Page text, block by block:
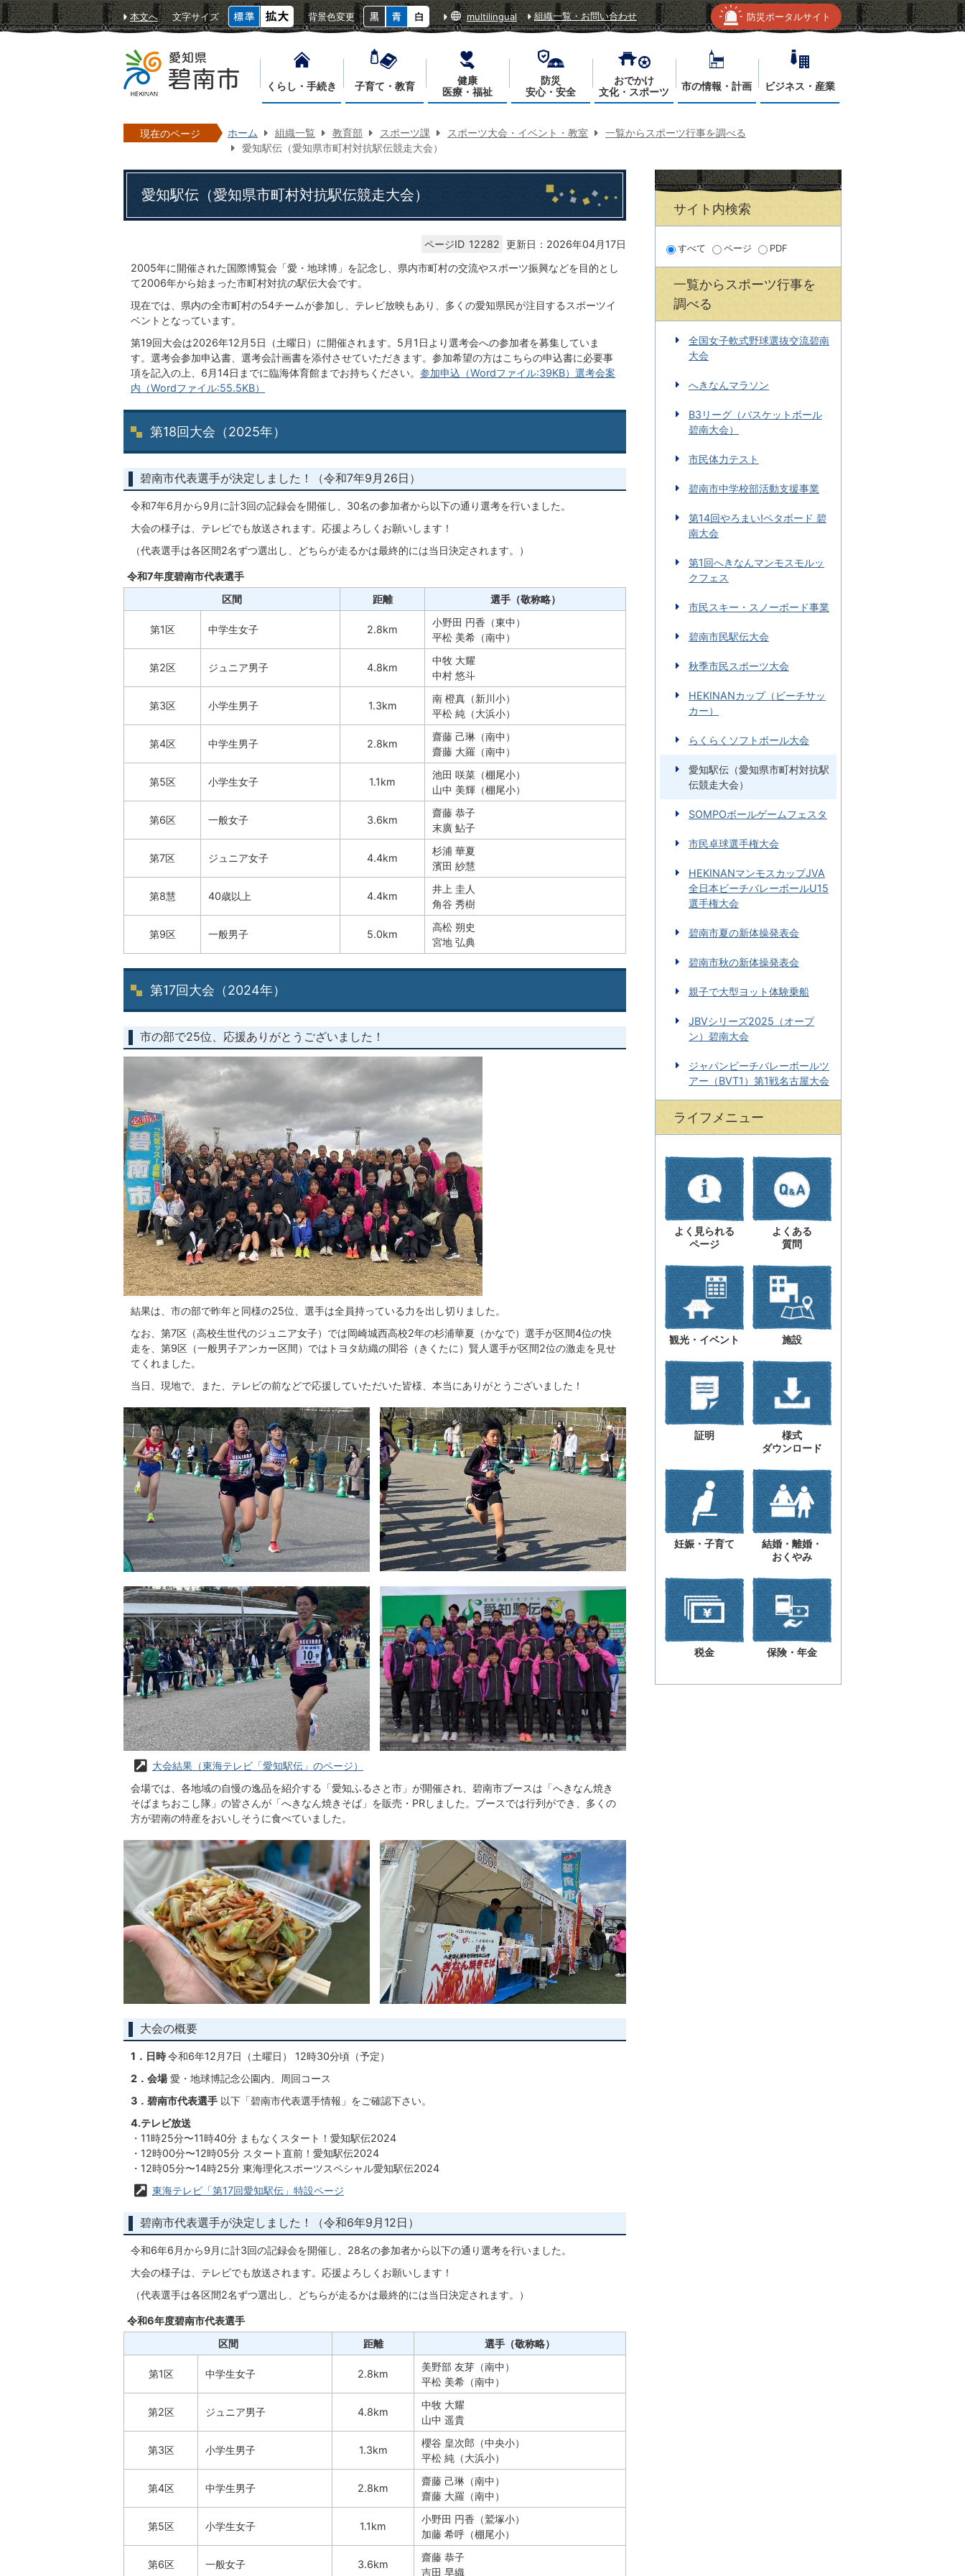
本文へ 文字サイズ 背景色変更 multilingual 組織一覧・お問い合わせ 防災ポータルサイト
くらし・手続き 子育て・教育
健康
医療・福祉
防災
安心・安全
おでかけ
文化・スポーツ
市の情報・計画 ビジネス・産業
現在のページ ホーム 組織一覧 教育部 スポーツ課 スポーツ大会・イベント・教室
一覧からスポーツ行事を調べる
愛知駅伝（愛知県市町村対抗駅伝競走大会）
愛知駅伝（愛知県市町村対抗駅伝競走大会）
ページID 12282 更新日：2026年04月17日
2005年に開催された国際博覧会「愛・地球博」を記念し、県内市町村の交流やスポーツ振興などを目的とし
て2006年から始まった市町村対抗の駅伝大会です。
現在では、県内の全市町村の54チームが参加し、テレビ放映もあり、多くの愛知県民が注目するスポーツイ
ベントとなっています。
第19回大会は2026年12月5日（土曜日）に開催されます。5月1日より選考会への参加者を募集していま
す。選考会参加申込書、選考会計画書を添付させていただきます。参加希望の方はこちらの申込書に必要事
項を記入の上、6月14日までに臨海体育館までお持ちください。 参加申込（Wordファイル:39KB） 選考会案
内（Wordファイル:55.5KB）
第18回大会（2025年）
碧南市代表選手が決定しました！（令和7年9月26日）
令和7年6月から9月に計3回の記録会を開催し、30名の参加者から以下の通り選考を行いました。
大会の様子は、テレビでも放送されます。応援よろしくお願いします！
（代表選手は各区間2名ずつ選出し、どちらが走るかは最終的には当日決定されます。）
令和7年度碧南市代表選手
区間
距離 選手（敬称略）
第1区 中学生女子 2.8km
小野田 円香（東中）
平松 美希（南中）
第2区 ジュニア男子 4.8km
中牧 大耀
中村 悠斗
第3区 小学生男子 1.3km
南 橙真（新川小）
平松 純（大浜小）
第4区 中学生男子 2.8km
齋藤 己琳（南中）
齋藤 大羅（南中）
第5区 小学生女子 1.1km
池田 咲菜（棚尾小）
山中 美輝（棚尾小）
第6区 一般女子 3.6km
齋藤 恭子
末廣 鮎子
第7区 ジュニア女子 4.4km
杉浦 華夏
濱田 紗慧
第8慧 40歳以上 4.4km
井上 圭人
角谷 秀樹
第9区 一般男子 5.0km
高松 朔史
宮地 弘典
第17回大会（2024年）
市の部で25位、応援ありがとうございました！
結果は、市の部で昨年と同様の25位、選手は全員持っている力を出し切りました。
なお、第7区（高校生世代のジュニア女子）では岡崎城西高校2年の杉浦華夏（かなで）選手が区間4位の快
走を、第9区（一般男子アンカー区間）ではトヨタ紡織の聞谷（きくたに）賢人選手が区間2位の激走を見せ
てくれました。
当日、現地で、また、テレビの前などで応援していただいた皆様、本当にありがとうございました！
大会結果（東海テレビ「愛知駅伝」のページ）
会場では、各地域の自慢の逸品を紹介する「愛知ふるさと市」が開催され、碧南市ブースは「へきなん焼き
そばまちおこし隊」の皆さんが「へきなん焼きそば」を販売・PRしました。ブースでは行列ができ、多くの
方が碧南の特産をおいしそうに食べていました。
大会の概要
1．日時令和6年12月7日（土曜日） 12時30分頃（予定）
2．会場愛・地球博記念公園内、周回コース
3．碧南市代表選手 以下「碧南市代表選手情報」をご確認下さい。
4.テレビ放送
・11時25分〜11時40分 まもなくスタート！愛知駅伝2024
・12時00分〜12時05分 スタート直前！愛知駅伝2024
・12時05分〜14時25分 東海理化スポーツスペシャル愛知駅伝2024
東海テレビ「第17回愛知駅伝」特設ページ
碧南市代表選手が決定しました！（令和6年9月12日）
令和6年6月から9月に計3回の記録会を開催し、28名の参加者から以下の通り選考を行いました。
大会の様子は、テレビでも放送されます。応援よろしくお願いします！
（代表選手は各区間2名ずつ選出し、どちらが走るかは最終的には当日決定されます。）
令和6年度碧南市代表選手
区間
距離 選手（敬称略）
第1区 中学生女子 2.8km
美野部 友芽（南中）
平松 美希（南中）
第2区 ジュニア男子 4.8km
中牧 大耀
山中 遥貴
第3区 小学生男子 1.3km
櫻谷 皇次郎（中央小）
平松 純（大浜小）
第4区 中学生男子 2.8km
齋藤 己琳（南中）
齋藤 大羅（南中）
第5区 小学生女子 1.1km
小野田 円香（鷲塚小）
加藤 希呼（棚尾小）
第6区 一般女子 3.6km
齋藤 恭子
吉田 早織
サイト内検索
すべて ページ PDF
一覧からスポーツ行事を
調べる
全国女子軟式野球選抜交流碧南
大会
へきなんマラソン
B3リーグ（バスケットボール
碧南大会）
市民体力テスト
碧南市中学校部活動支援事業
第14回やろまい!ペタボード 碧
南大会
第1回へきなんマンモスモルッ
クフェス
市民スキー・スノーボード事業
碧南市民駅伝大会
秋季市民スポーツ大会
HEKINANカップ（ビーチサッ
カー）
らくらくソフトボール大会
愛知駅伝（愛知県市町村対抗駅
伝競走大会）
SOMPOボールゲームフェスタ
市民卓球選手権大会
HEKINANマンモスカップJVA
全日本ビーチバレーボールU15
選手権大会
碧南市夏の新体操発表会
碧南市秋の新体操発表会
親子で大型ヨット体験乗船
JBVシリーズ2025（オープ
ン）碧南大会
ジャパンビーチバレーボールツ
アー（BVT1）第1戦名古屋大会
ライフメニュー
よく見られる
ページ
よくある
質問
観光・イベント 施設
証明
様式
ダウンロード
妊娠・子育て
結婚・離婚・
おくやみ
税金 保険・年金